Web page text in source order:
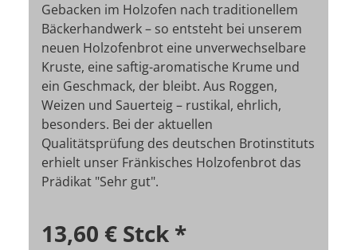
Gebacken im Holzofen nach traditionellem
Bäckerhandwerk – so entsteht bei unserem
neuen Holzofenbrot eine unverwechselbare
Kruste, eine saftig-aromatische Krume und
ein Geschmack, der bleibt. Aus Roggen,
Weizen und Sauerteig – rustikal, ehrlich,
besonders. Bei der aktuellen
Qualitätsprüfung des deutschen Brotinstituts
erhielt unser Fränkisches Holzofenbrot das
Prädikat "Sehr gut".
13,60 € Stck *